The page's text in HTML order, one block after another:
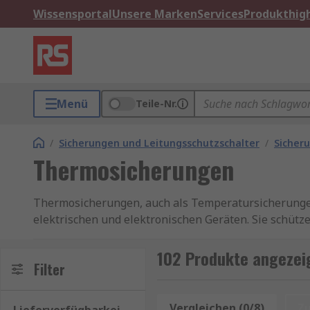
WissensportalUnsere MarkenServices
Menü Teile-Nr.
/ Sicherungen und Leitungsschutzschalter /
Thermosicherungen
Thermosicherungen, auch als
elektrischen und elektronischen Geräten. Sie
bedingte Geräteschäden oder Brandrisiken –
Filter 102 Produkte